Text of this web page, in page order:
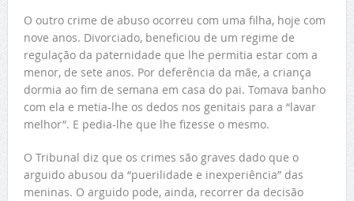
O outro crime de abuso ocorreu com uma filha, hoje com
nove anos. Divorciado, beneficiou de um regime de
regulação da paternidade que lhe permitia estar com a
menor, de sete anos. Por deferência da mãe, a criança
dormia ao fim de semana em casa do pai. Tomava banho
com ela e metia-lhe os dedos nos genitais para a “lavar
melhor”. E pedia-lhe que lhe fizesse o mesmo.
O Tribunal diz que os crimes são graves dado que o
arguido abusou da “puerilidade e inexperiência” das
meninas. O arguido pode, ainda, recorrer da decisão